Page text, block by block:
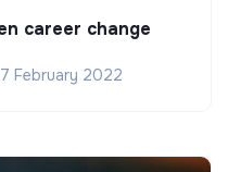
career change
February 2022